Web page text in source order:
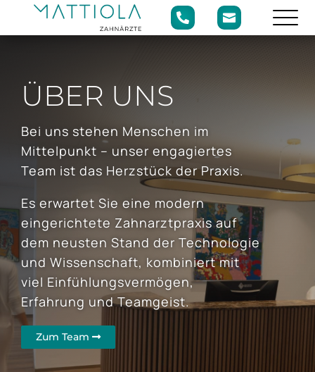
 
ÜBER UNS
Bei uns stehen Menschen im
Mittelpunkt – unser engagiertes
Team ist das Herzstück der Praxis.
Es erwartet Sie eine modern
eingerichtete Zahnarztpraxis auf
dem neusten Stand der Technologie
und Wissenschaft, kombiniert mit
viel Einfühlungsvermögen,
Erfahrung und Teamgeist.
Zum Team